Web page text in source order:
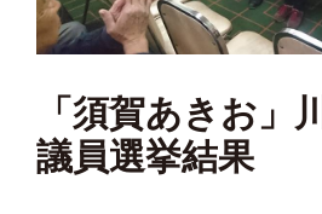
「須賀あきお」
議員選挙結果